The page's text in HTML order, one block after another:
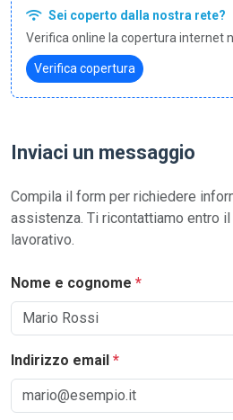
Sei coperto dalla nostra rete?
Verifica online la copertura internet
Verifica copertura
Inviaci un messaggio
Compila il form per richiedere
assistenza. Ti ricontattiamo entro
lavorativo.
Nome e cognome *
Indirizzo email *